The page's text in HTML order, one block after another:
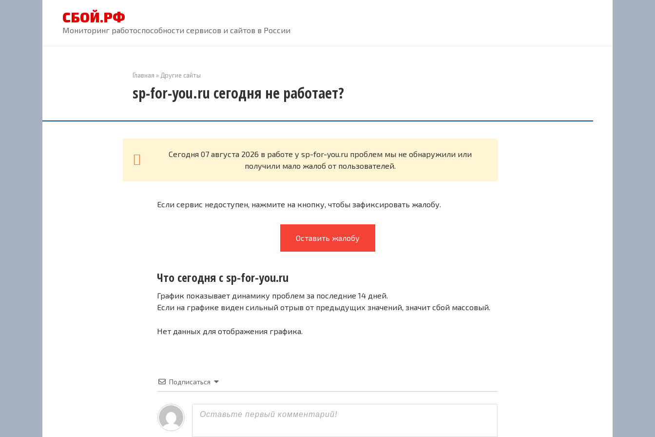
СБОЙ.РФ
Мониторинг работоспособности сервисов и сайтов в России
Главная » Другие сайты
sp-for-you.ru сегодня не работает?
Cегодня 07 августа 2026 в работе у sp-for-you.ru проблем мы не обнаружили или
получили мало жалоб от пользователей.
Если сервис недоступен, нажмите на кнопку, чтобы зафиксировать жалобу.
Оставить жалобу
Что сегодня с sp-for-you.ru
График показывает динамику проблем за последние 14 дней.
Если на графике виден сильный отрыв от предыдущих значений, значит сбой массовый.
Нет данных для отображения графика.
Подписаться